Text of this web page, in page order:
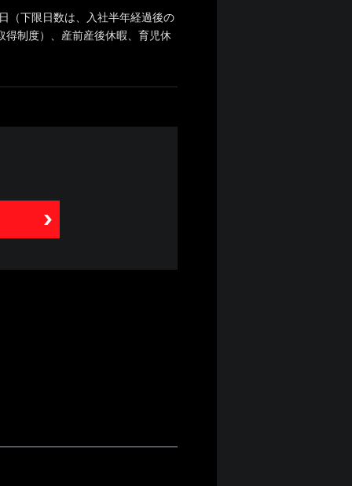
（下限日数は、入社半年経過後の
得制度）、産前産後休暇、育児休